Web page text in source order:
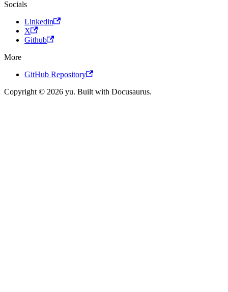
Socials
Linkedin
X
Github
More
GitHub Repository
Copyright © 2026 yu. Built with Docusaurus.